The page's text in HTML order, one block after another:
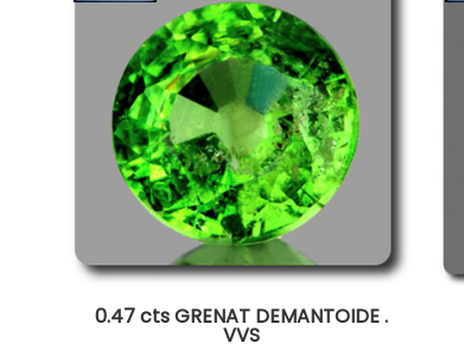
0.47 cts GRENAT DEMANTOIDE .
VVS